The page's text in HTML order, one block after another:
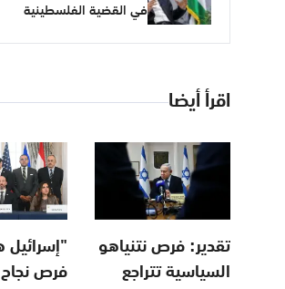
في القضية الفلسطينية
اقرأ أيضا
تقدير: فرص نتنياهو
السياسية تتراجع
فرص نجاح